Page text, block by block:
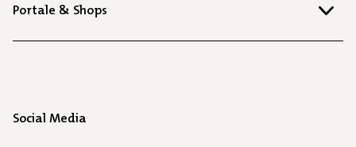
Portale & Shops
Social Media